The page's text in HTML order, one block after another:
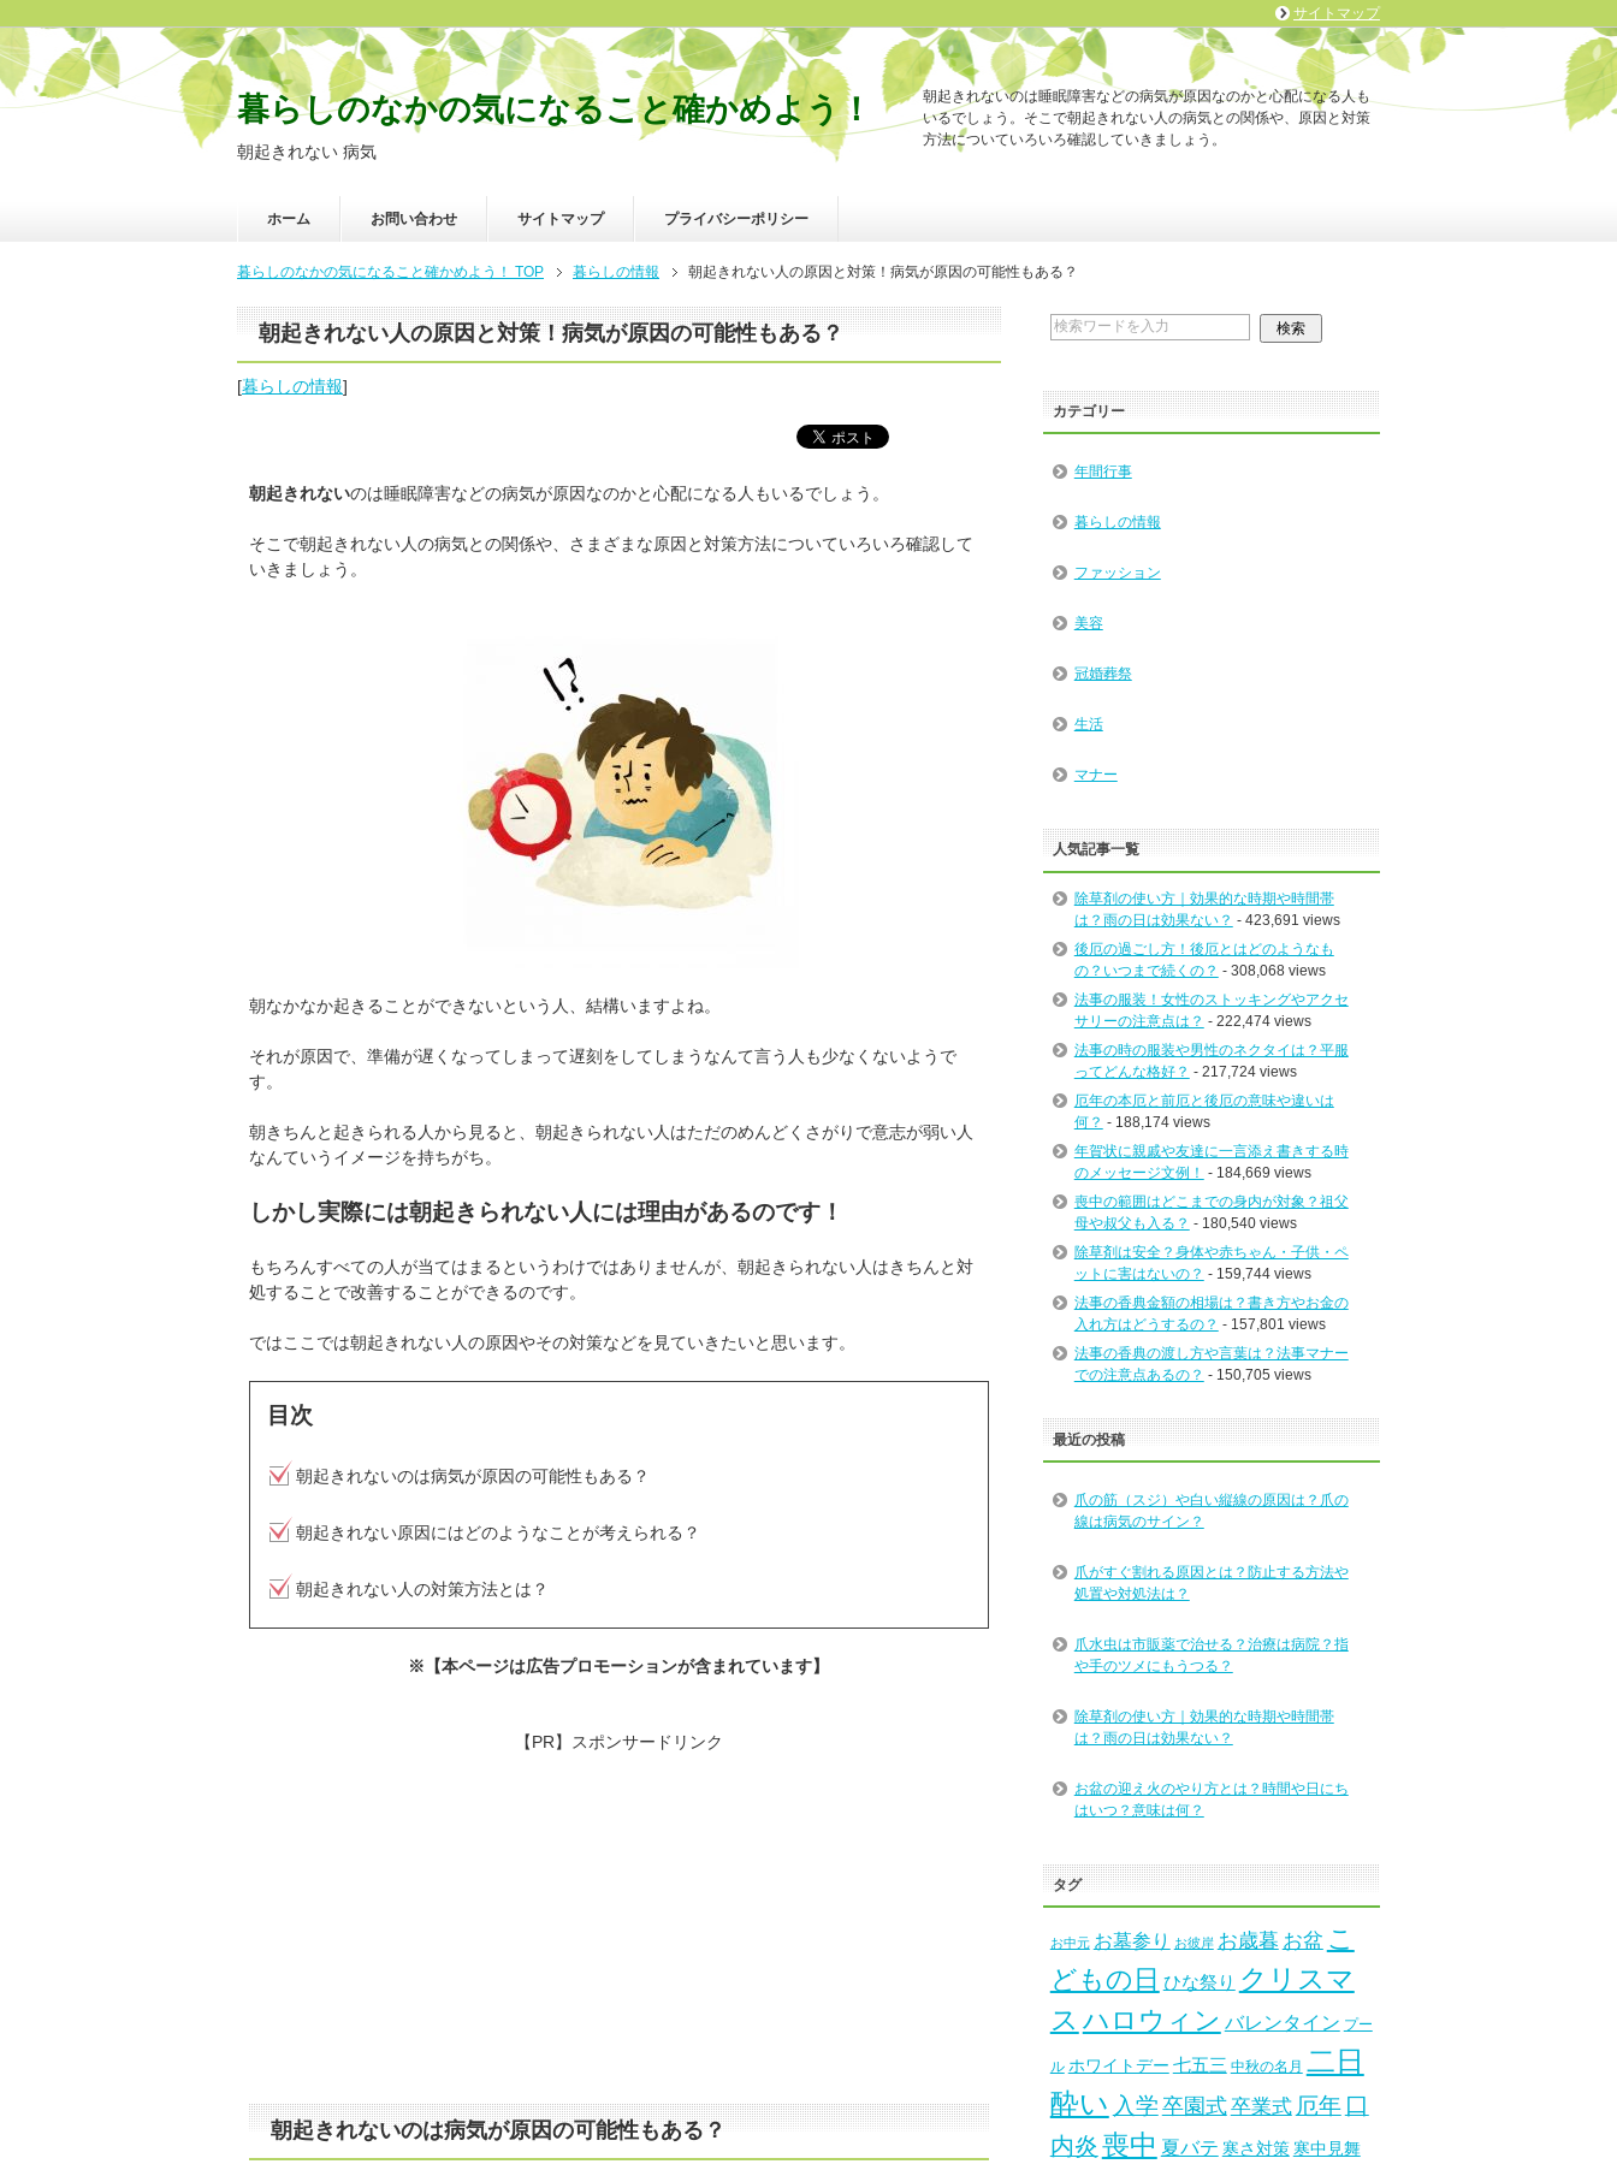
暮らしのなかの気になること確かめよう！
朝起きれない 病気
朝起きれないのは睡眠障害などの病気が原因なのかと心配になる人も
いるでしょう。そこで朝起きれない人の病気との関係や、原因と対策
方法についていろいろ確認していきましょう。
ホーム お問い合わせ サイトマップ プライバシーポリシー
暮らしのなかの気になること確かめよう！ TOP 暮らしの情報 朝起きれない人の原因と対策！病気が原因の可能性もある？
朝起きれない人の原因と対策！病気が原因の可能性もある？
[暮らしの情報]
朝起きれないのは睡眠障害などの病気が原因なのかと心配になる人もいるでしょう。
そこで朝起きれない人の病気との関係や、さまざまな原因と対策方法についていろいろ確認して
いきましょう。
朝なかなか起きることができないという人、結構いますよね。
それが原因で、準備が遅くなってしまって遅刻をしてしまうなんて言う人も少なくないようで
す。
朝きちんと起きられる人から見ると、朝起きられない人はただのめんどくさがりで意志が弱い人
なんていうイメージを持ちがち。
しかし実際には朝起きられない人には理由があるのです！
もちろんすべての人が当てはまるというわけではありませんが、朝起きられない人はきちんと対
処することで改善することができるのです。
ではここでは朝起きれない人の原因やその対策などを見ていきたいと思います。
目次
朝起きれないのは病気が原因の可能性もある？
朝起きれない原因にはどのようなことが考えられる？
朝起きれない人の対策方法とは？
※【本ページは広告プロモーションが含まれています】
【PR】スポンサードリンク
朝起きれないのは病気が原因の可能性もある？
カテゴリー
年間行事
暮らしの情報
ファッション
美容
冠婚葬祭
生活
マナー
人気記事一覧
除草剤の使い方｜効果的な時期や時間帯
は？雨の日は効果ない？ - 423,691 views
後厄の過ごし方！後厄とはどのようなも
の？いつまで続くの？ - 308,068 views
法事の服装！女性のストッキングやアクセ
サリーの注意点は？ - 222,474 views
法事の時の服装や男性のネクタイは？平服
ってどんな格好？ - 217,724 views
厄年の本厄と前厄と後厄の意味や違いは
何？ - 188,174 views
年賀状に親戚や友達に一言添え書きする時
のメッセージ文例！ - 184,669 views
喪中の範囲はどこまでの身内が対象？祖父
母や叔父も入る？ - 180,540 views
除草剤は安全？身体や赤ちゃん・子供・ペ
ットに害はないの？ - 159,744 views
法事の香典金額の相場は？書き方やお金の
入れ方はどうするの？ - 157,801 views
法事の香典の渡し方や言葉は？法事マナー
での注意点あるの？ - 150,705 views
最近の投稿
爪の筋（スジ）や白い縦線の原因は？爪の
線は病気のサイン？
爪がすぐ割れる原因とは？防止する方法や
処置や対処法は？
爪水虫は市販薬で治せる？治療は病院？指
や手のツメにもうつる？
除草剤の使い方｜効果的な時期や時間帯
は？雨の日は効果ない？
お盆の迎え火のやり方とは？時間や日にち
はいつ？意味は何？
タグ
お中元 お墓参り お彼岸 お歳暮 お盆 こ
どもの日 ひな祭り クリスマ
ス ハロウィン バレンタイン プー
ル ホワイトデー 七五三 中秋の名月 二日
酔い 入学 卒園式卒業式 厄年 口
内炎 喪中 夏バテ 寒さ対策 寒中見舞
サイトマップ